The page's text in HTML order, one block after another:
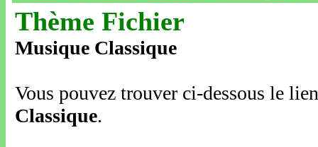
Thème Fichier
Musique Classique
Vous pouvez trouver ci-dessous le
Classique.